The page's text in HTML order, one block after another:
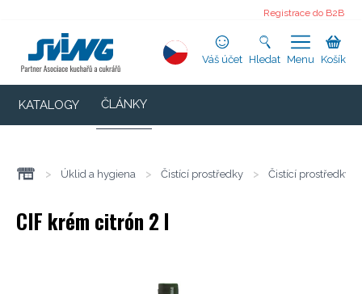
Registrace do B2B
Váš účet Hledat Menu Košík
KATALOGY ČLÁNKY
> Úklid a hygiena > Čistící prostředky > Čistící prostředky
CIF krém citrón 2 l